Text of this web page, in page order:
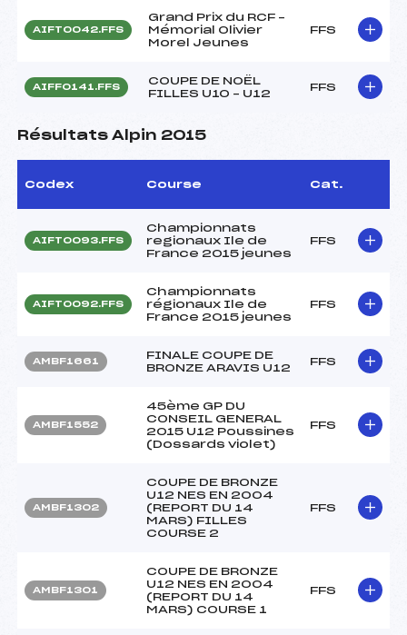
AIFT0042.FFS
Grand Prix du RCF –
Mémorial Olivier
Morel Jeunes
FFS
AIFF0141.FFS
COUPE DE NOËL
FILLES U10 – U12
FFS
Résultats Alpin 2015
Codex Course Cat.
AIFT0093.FFS
Championnats
regionaux Ile de
France 2015 jeunes
FFS
AIFT0092.FFS
Championnats
régionaux Ile de
France 2015 jeunes
FFS
AMBF1661
FINALE COUPE DE
BRONZE ARAVIS U12
FFS
AMBF1552
45ème GP DU
CONSEIL GENERAL
2015 U12 Poussines
(Dossards violet)
FFS
AMBF1302
COUPE DE BRONZE
U12 NES EN 2004
(REPORT DU 14
MARS) FILLES
COURSE 2
FFS
AMBF1301
COUPE DE BRONZE
U12 NES EN 2004
(REPORT DU 14
MARS) COURSE 1
FFS